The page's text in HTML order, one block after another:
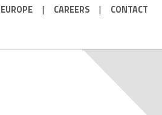
EUROPE CAREERS CONTACT